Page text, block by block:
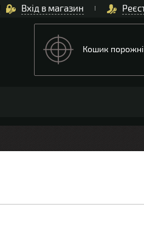
Вхід в магазин
Кошик